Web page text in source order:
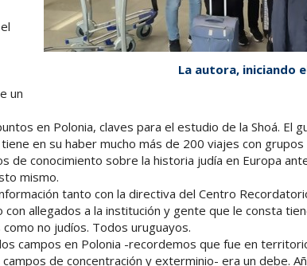
La autora, iniciando
un
en Polonia, claves para el estudio de la Shoá. El
tiene en su haber mucho más de 200 viajes con
de conocimiento sobre la historia judía en Europa
mismo.
tanto con la directiva del Centro
con allegados a la institución y gente que le consta
no judíos. Todos uruguayos.
campos en Polonia -recordemos que fue en
de concentración y exterminio- era un debe.